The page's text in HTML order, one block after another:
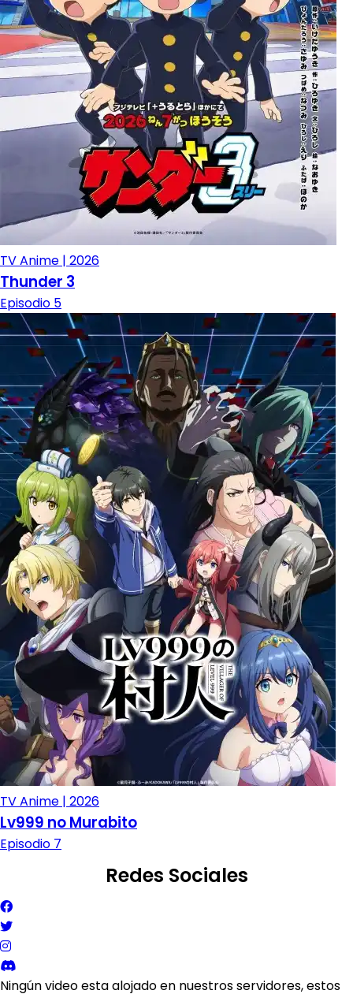
TV Anime | 2026
Thunder 3
Episodio 5
TV Anime | 2026
Lv999 no Murabito
Episodio 7
Redes Sociales
Ningún video esta alojado en nuestros servidores, estos